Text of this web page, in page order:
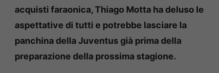
acquisti faraonica, Thiago Motta ha deluso le
aspettative di tutti e potrebbe lasciare la
panchina della Juventus già prima della
preparazione della prossima stagione.